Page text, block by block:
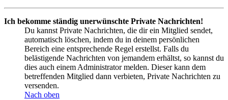
Ich bekomme ständig unerwünschte Private Nachrichten!
Du kannst Private Nachrichten, die dir ein Mitglied sendet,
automatisch löschen, indem du in deinem persönlichen
Bereich eine entsprechende Regel erstellst. Falls du
belästigende Nachrichten von jemandem erhältst, so kannst du
dies auch einem Administrator melden. Dieser kann dem
betreffenden Mitglied dann verbieten, Private Nachrichten zu
versenden.
Nach oben